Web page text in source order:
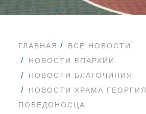
ГЛАВНАЯ
ВСЕ НОВОСТИ
НОВОСТИ ЕПАРХИИ
НОВОСТИ БЛАГОЧИНИЯ
НОВОСТИ ХРАМА ГЕОРГИЯ
ПОБЕДОНОСЦА